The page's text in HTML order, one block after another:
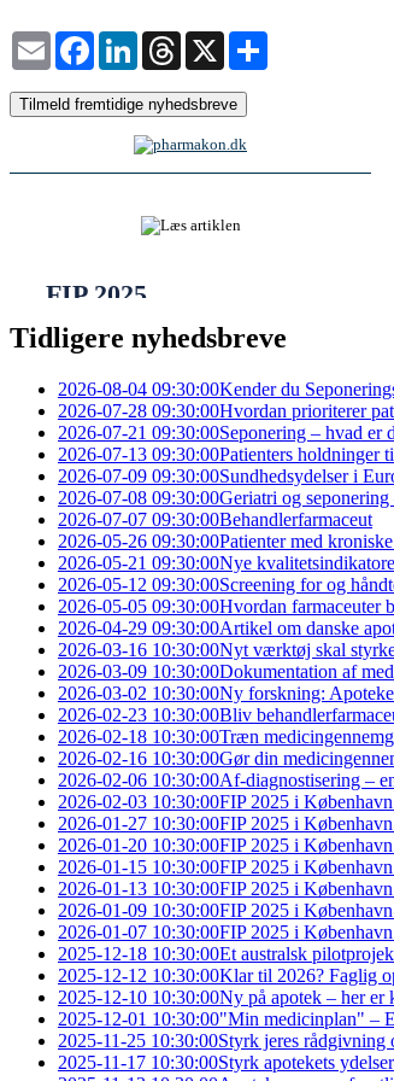
Email FacebookLinkedInThreadsX
Tilmeld fremtidige nyhedsbreve
Tidligere nyhedsbreve
2026-08-04 09:30:00Kender du
2026-07-28 09:30:00Hvordan prioriterer
2026-07-21 09:30:00Seponering – hvad er
2026-07-13 09:30:00Patienters holdninger
2026-07-09 09:30:00Sundhedsydelser i
2026-07-08 09:30:00Geriatri og
2026-07-07 09:30:00Behandlerfarmaceut
2026-05-26 09:30:00Patienter med
2026-05-21 09:30:00Nye
2026-05-12 09:30:00Screening for og
2026-05-05 09:30:00Hvordan farmaceuter
2026-04-29 09:30:00Artikel om danske
2026-03-16 10:30:00Nyt værktøj skal
2026-03-09 10:30:00Dokumentation af
2026-03-02 10:30:00Ny forskning:
2026-02-23 10:30:00Bliv
2026-02-18 10:30:00Træn
2026-02-16 10:30:00Gør din
2026-02-06 10:30:00Af-diagnostisering –
2026-02-03 10:30:00FIP 2025 i
2026-01-27 10:30:00FIP 2025 i
2026-01-20 10:30:00FIP 2025 i
2026-01-15 10:30:00FIP 2025 i
2026-01-13 10:30:00FIP 2025 i
2026-01-09 10:30:00FIP 2025 i
2026-01-07 10:30:00FIP 2025 i
2025-12-18 10:30:00Et australsk
2025-12-12 10:30:00Klar til 2026? Faglig
2025-12-10 10:30:00Ny på apotek – her er
2025-12-01 10:30:00"Min medicinplan" –
2025-11-25 10:30:00Styrk jeres
2025-11-17 10:30:00Styrk apotekets ydelser